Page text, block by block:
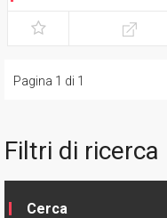
cofanetto
Pagina 1 di 1
Filtri di ricerca
Cerca